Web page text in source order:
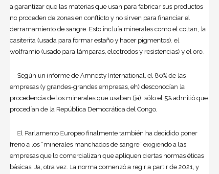
a garantizar que las materias que usan para fabricar sus productos
no proceden de zonas en conflicto y no sirven para financiar el
derramamiento de sangre. Esto incluía minerales como el coltan, la
casiterita (usada para formar estaño y hacer pigmentos), el
wolframio (usado para lámparas, electrodos y resistencias) y el oro.
Según un informe de Amnesty International, el 80% de las
empresas (y grandes-grandes empresas, eh) desconocían la
procedencia de los minerales que usaban (ja); sólo el 5% admitió que
procedían de la República Democrática del Congo.
El Parlamento Europeo finalmente también ha decidido poner
freno a los “minerales manchados de sangre” exigiendo a las
empresas que lo comercializan que apliquen ciertas normas éticas
básicas. Ja, otra vez. La norma comenzó a regir a partir de 2021, y